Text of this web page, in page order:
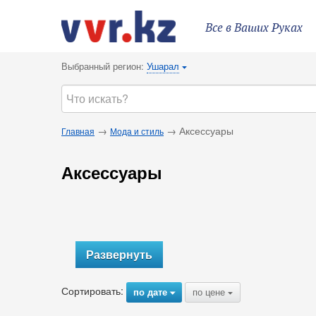
Все в Ваших Руках
Выбранный регион: Ушарал {
Главная → Мода и стиль → Аксессуары
Аксессуары
Развернуть
Сортировать: по дате{ по цене {